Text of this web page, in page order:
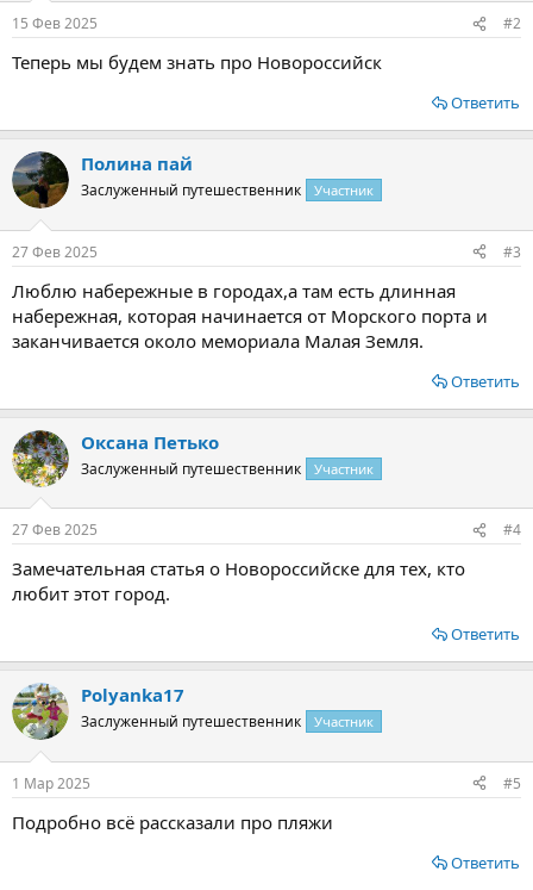
15 Фев 2025 #2
Теперь мы будем знать про Новороссийск
Ответить
Полина пай
Заслуженный путешественник Участник
27 Фев 2025 #3
Люблю набережные в городах,а там есть длинная
набережная, которая начинается от Морского порта и
заканчивается около мемориала Малая Земля.
Ответить
Оксана Петько
Заслуженный путешественник Участник
27 Фев 2025 #4
Замечательная статья о Новороссийске для тех, кто
любит этот город.
Ответить
Polyanka17
Заслуженный путешественник Участник
1 Мар 2025 #5
Подробно всё рассказали про пляжи
Ответить